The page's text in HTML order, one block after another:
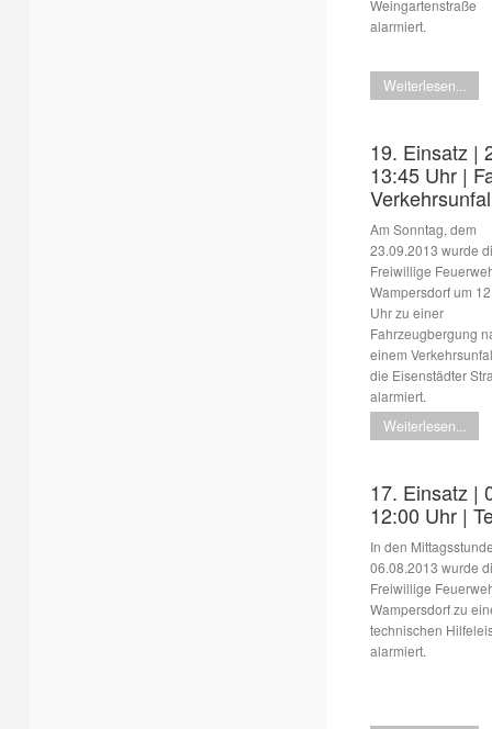
Weingartenstraße
alarmiert.
Weiterlesen...
19. Einsatz |
13:45 Uhr |
Am Sonntag, dem
23.09.2013 wurde
Freiwillige
Wampersdorf um
Uhr zu einer
Fahrzeugbergung
einem
die Eisenstädter
alarmiert.
Weiterlesen...
17. Einsatz |
12:00 Uhr |
In den
06.08.2013 wurde
Freiwillige
Wampersdorf zu
technischen
alarmiert.